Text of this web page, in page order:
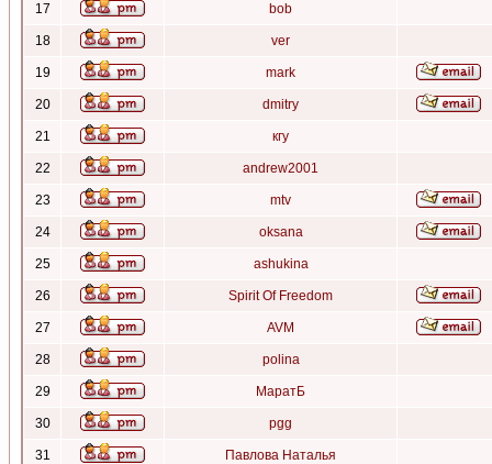
17 bob
18 ver
19 mark
20 dmitry
21 кгу
22 andrew2001
23 mtv
24 oksana
25 ashukina
26 Spirit Of Freedom
27 AVM
28 polina
29 МаратБ
30 pgg
31 Павлова Наталья